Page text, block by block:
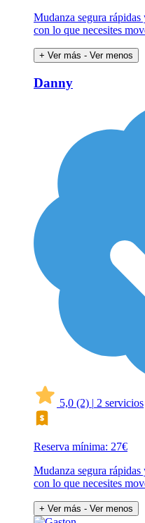
Mudanza segura
con lo que necesites
+ Ver más - Ver menos
Danny
5,0 (2) | 2 servicios
Reserva mínima: 27€
Mudanza segura
con lo que necesites
+ Ver más - Ver menos